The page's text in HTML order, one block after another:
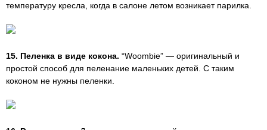
температуру кресла, когда в салоне летом возникает парилка.
15. Пеленка в виде кокона. “Woombie” — оригинальный и
простой способ для пеленание маленьких детей. С таким
коконом не нужны пеленки.